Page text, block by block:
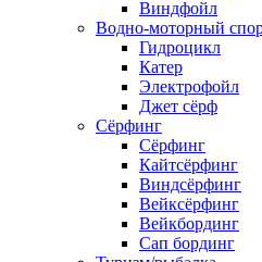
Виндфойл
Водно-моторный
Гидроцикл
Катер
Электрофойл
Джет сёрф
Сёрфинг
Сёрфинг
Кайтсёрфинг
Виндсёрфинг
Вейксёрфинг
Вейкбординг
Сап бординг